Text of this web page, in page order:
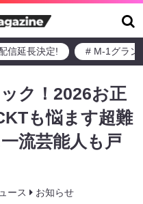
信延長決定! # M-1グラン
ク！2026お正
も悩ます超難
流芸能人も戸
ース お知らせ